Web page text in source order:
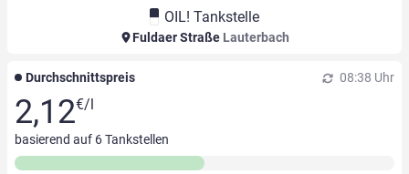
OIL! Tankstelle
Fuldaer Straße Lauterbach
Durchschnittspreis 08:38 Uhr
2,12€/l
basierend auf 6Tankstellen